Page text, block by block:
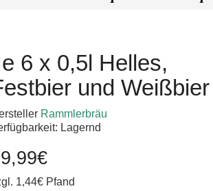
6 x 0,5l Helles,
und Weißbier
Rammlerbräu
Lagernd
1,44€ Pfand